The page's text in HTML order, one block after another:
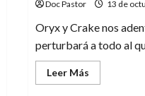
Doc Pastor 13 de
Oryx y Crake nos
perturbará a todo al
Leer Más
más